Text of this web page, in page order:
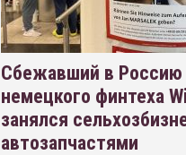
Сбежавший в Россию
немецкого финтеха
занялся
автозапчастями